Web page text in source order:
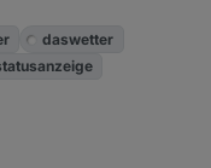
daswetter